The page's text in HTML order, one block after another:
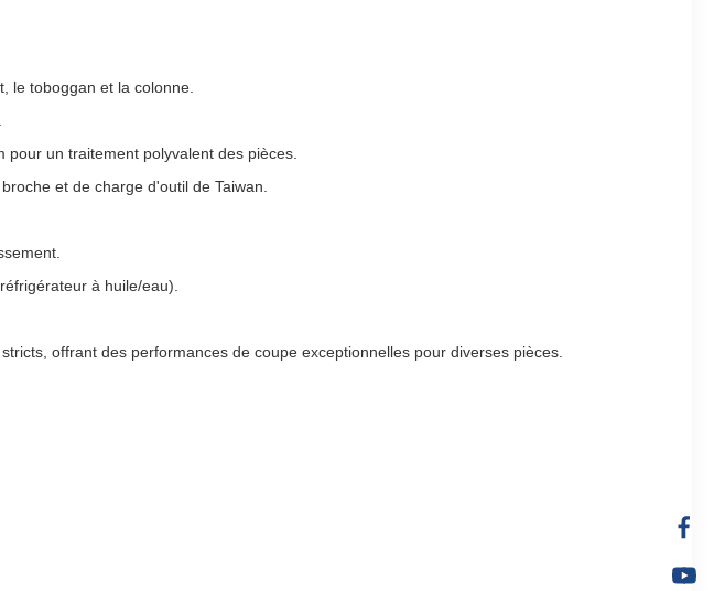
le toboggan et la colonne.
un traitement polyvalent des pièces.
et de charge d'outil de Taiwan.
à huile/eau).
offrant des performances de coupe exceptionnelles pour diverses pièces.